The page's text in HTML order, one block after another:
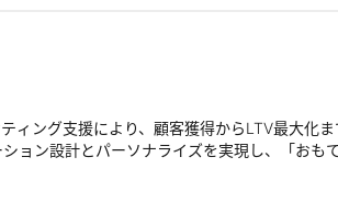
ィング支援により、顧客獲得からLTV最大化
ョン設計とパーソナライズを実現し、「おも